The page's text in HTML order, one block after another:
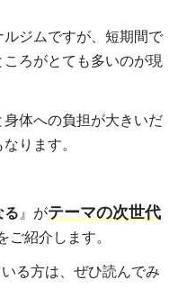
ジムですが、短期間で
ろがとても多いのが現
体への負担が大きいだ
ります。
る 』がテーマの次世代
ご紹介します。
る方は、ぜひ読んでみ